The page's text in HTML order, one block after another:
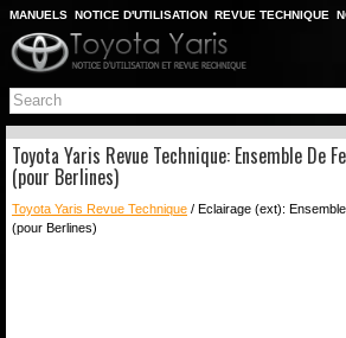
MANUELS NOTICE D'UTILISATION REVUE TECHNIQUE
PLAN DU SITE
CHERCHER
Toyota Yaris Revue Technique: Ensemble De
(pour Berlines)
Toyota Yaris Revue Technique / Eclairage (ext):
(pour Berlines)